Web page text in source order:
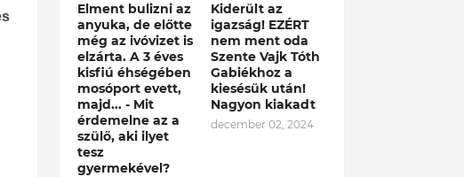
Elment bulizni az
anyuka, de előtte
még az ivóvizet is
elzárta. A 3 éves
kisfiú éhségében
mosóport evett,
majd... - Mit
érdemelne az a
szülő, aki ilyet
tesz
gyermekével?
Kiderült az
igazság! EZÉRT
nem ment oda
Szente Vajk Tóth
Gabiékhoz a
kiesésük után!
Nagyon kiakadt
december 02, 2024